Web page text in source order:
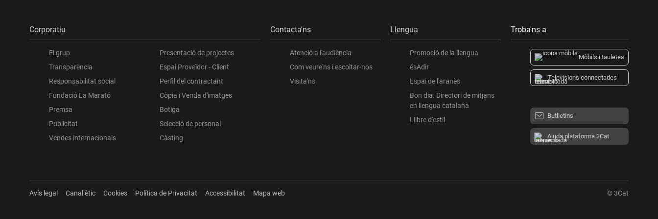
Corporatiu
El grup
Transparència
Responsabilitat social
Fundació La Marató
Premsa
Publicitat
Vendes internacionals
Presentació de projectes
Espai Proveïdor - Client
Perfil del contractant
Còpia i Venda d'imatges
Botiga
Selecció de personal
Càsting
Contacta'ns
Atenció a l'audiència
Com veure'ns i escoltar-nos
Visita'ns
Llengua
Promoció de la llengua
ésAdir
Espai de l'aranès
Bon dia. Directori de mitjans
en llengua catalana
Llibre d'estil
Troba'ns a
Mòbils i tauletes
Televisions connectades
Butlletins
Ajuda plataforma 3Cat
Avís legal Canal ètic Cookies Política de Privacitat Accessibilitat Mapa web © 3Cat